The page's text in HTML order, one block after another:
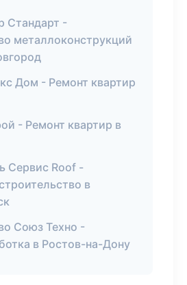
Стандарт -
металлоконструкций
Дом - Ремонт квартир
- Ремонт квартир в
Сервис Roof -
в
Союз Техно -
в Ростов-на-Дону